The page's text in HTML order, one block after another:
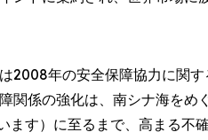
2008年の安全保障協力に関
関係の強化は、南シナ海を
す）に至るまで、高まる不